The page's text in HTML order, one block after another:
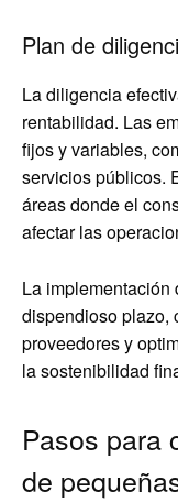
Plan de
La diligencia
rentabilidad. Las
fijos y variables,
servicios públicos.
áreas donde el
afectar las
La implementación
dispendioso plazo,
proveedores y
la sostenibilidad
Pasos para
de